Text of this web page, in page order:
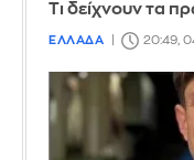
Τι δείχνουν τα
ΕΛΛΑΔΑ 20:49,